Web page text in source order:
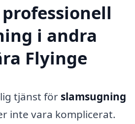
i andra
Flyinge
tjänst för slamsugning
inte vara komplicerat.